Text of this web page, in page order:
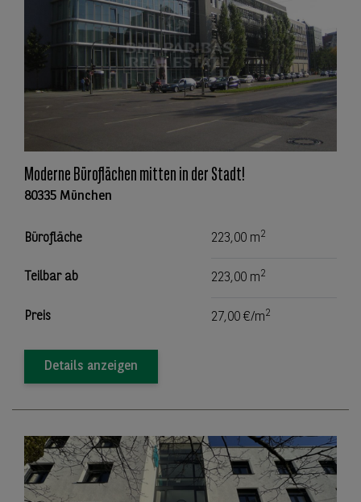
Moderne Büroflächen mitten in der Stadt!
80335 München
Bürofläche 223,00 m2
Teilbar ab 223,00 m2
Preis 27,00 €/m2
Details anzeigen